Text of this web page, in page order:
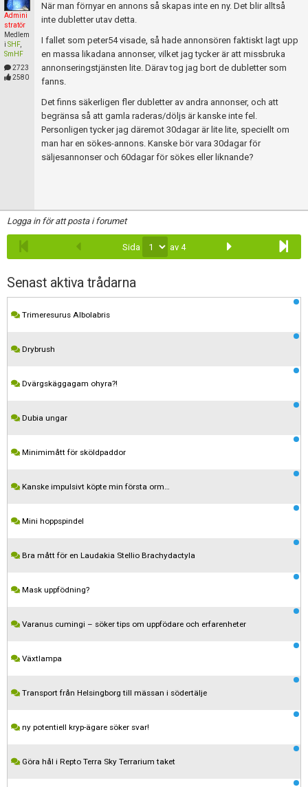
Admini
stratör
Medlem
i SHF,
SmHF
2723
2580
När man förnyar en annons så skapas inte en ny. Det blir alltså
inte dubletter utav detta.
I fallet som peter54 visade, så hade annonsören faktiskt lagt upp
en massa likadana annonser, vilket jag tycker är att missbruka
annonseringstjänsten lite. Därav tog jag bort de dubletter som
fanns.
Det finns säkerligen fler dubletter av andra annonser, och att
begränsa så att gamla raderas/döljs är kanske inte fel.
Personligen tycker jag däremot 30dagar är lite lite, speciellt om
man har en sökes-annons. Kanske bör vara 30dagar för
säljesannonser och 60dagar för sökes eller liknande?
Logga in för att posta i forumet
Sida av 4
Senast aktiva trådarna
Trimeresurus Albolabris
Drybrush
Dvärgskäggagam ohyra?!
Dubia ungar
Minimimått för sköldpaddor
Kanske impulsivt köpte min första orm…
Mini hoppspindel
Bra mått för en Laudakia Stellio Brachydactyla
Mask uppfödning?
Varanus cumingi – söker tips om uppfödare och erfarenheter
Växtlampa
Transport från Helsingborg till mässan i södertälje
ny potentiell kryp-ägare söker svar!
Göra hål i Repto Terra Sky Terrarium taket